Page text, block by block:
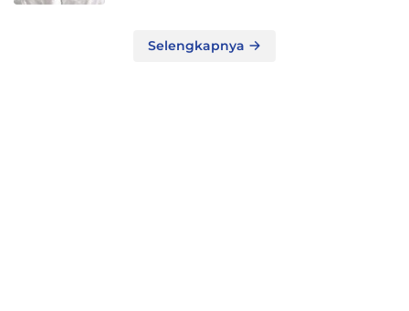
Selengkapnya